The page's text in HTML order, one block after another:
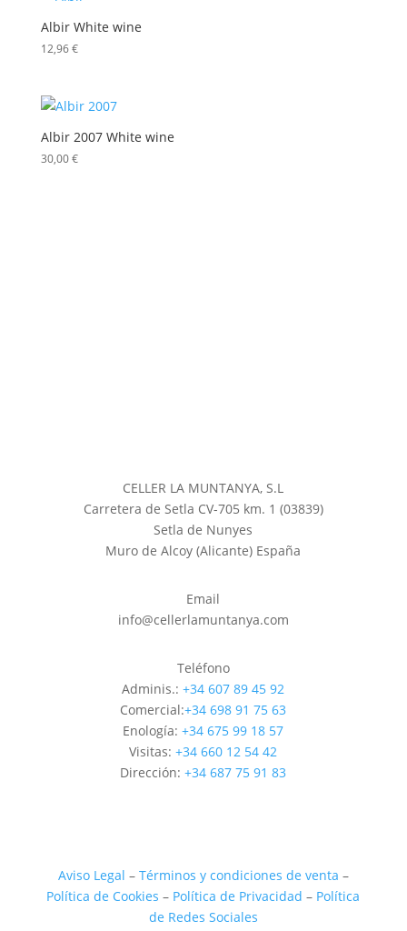
Albir White wine
12,96€
Albir 2007 White wine
30,00€
CELLER LA MUNTANYA, S.L
Carretera de Setla CV-705 km. 1 (03839)
Setla de Nunyes
Muro de Alcoy (Alicante) España
Email
info@cellerlamuntanya.com
Teléfono
Adminis.:+34 607 89 45 92
Comercial:+34 698 91 75 63
Enología:+34 675 99 18 57
Visitas:+34 660 12 54 42
Dirección:+34 687 75 91 83
Aviso Legal – Términos y condiciones de venta –
Política de Cookies – Política de Privacidad – Política
de Redes Sociales